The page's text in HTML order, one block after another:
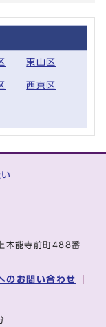
東山区
西京区
本能寺前町488番
のお問い合わせ